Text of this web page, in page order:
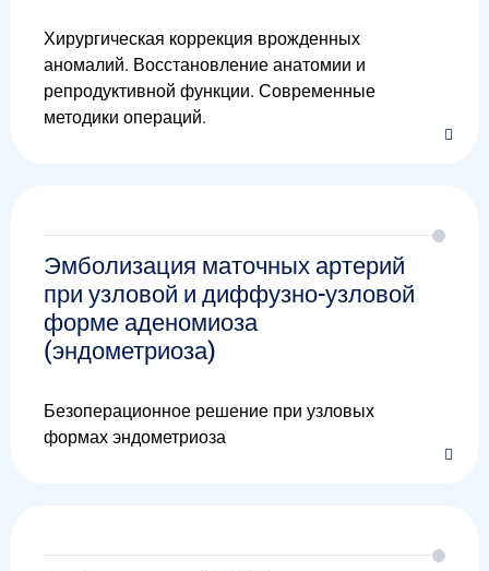
Хирургическая коррекция врожденных
аномалий. Восстановление анатомии и
репродуктивной функции. Современные
методики операций.
Эмболизация маточных артерий
при узловой и диффузно-узловой
форме аденомиоза
(эндометриоза)
Безоперационное решение при узловых
формах эндометриоза